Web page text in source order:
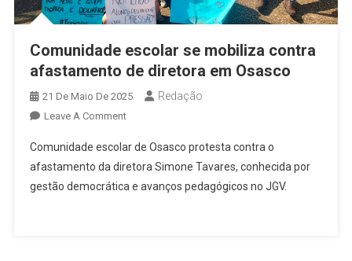
Comunidade escolar se mobiliza contra
afastamento de diretora em Osasco
21 De Maio De 2025 Redação
Leave A CommentOn
Escolar
Se
Mobiliza
Comunidade escolar de Osasco protesta contra o
afastamento da diretora Simone Tavares, conhecida por
gestão democrática e avanços pedagógicos no JGV.